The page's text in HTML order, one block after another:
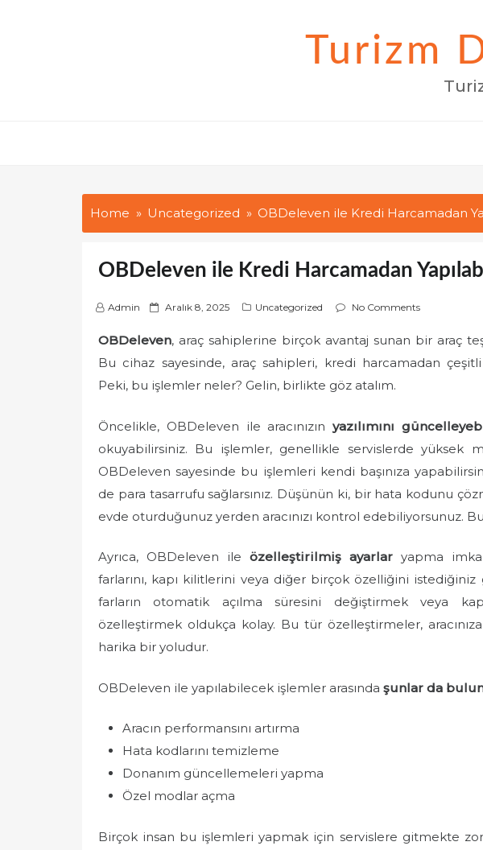
Turizm
Home Uncategorized OBDeleven ile Kredi Harcamadan
OBDeleven ile Kredi Harcamadan
Admin
P
s
d
n
Aralık 8, 2025 Uncategorized No Comments
OBDeleven, araç sahiplerine birçok avantaj sunan bir araç
Bu cihaz sayesinde, araç sahipleri, kredi harcamadan
Peki, bu işlemler neler? Gelin, birlikte göz atalım.
Öncelikle, OBDeleven ile aracınızınyazılımını
okuyabilirsiniz. Bu işlemler, genellikle servislerde yüksek
OBDeleven sayesinde bu işlemleri kendi başınıza
de para tasarrufu sağlarsınız. Düşünün ki, bir hata kodunu
evde oturduğunuz yerden aracınızı kontrol edebiliyorsunuz.
Ayrıca, OBDeleven ile özelleştirilmiş ayarlar yapma
farlarını, kapı kilitlerini veya diğer birçok özelliğini
farların otomatik açılma süresini değiştirmek veya
özelleştirmek oldukça kolay. Bu tür özelleştirmeler,
harika bir yoludur.
OBDeleven ile yapılabilecek işlemler arasında şunlar da
Aracın performansını artırma
Hata kodlarını temizleme
Donanım güncellemeleri yapma
Özel modlar açma
Birçok insan bu işlemleri yapmak için servislere gitmekte